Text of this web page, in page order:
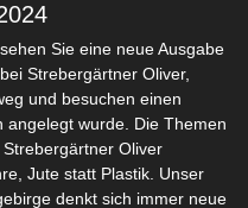
Sie eine neue Ausgabe
Strebergärtner Oliver,
und besuchen einen
angelegt wurde. Die Themen
Oliver
Jute statt Plastik. Unser
denkt sich immer neue